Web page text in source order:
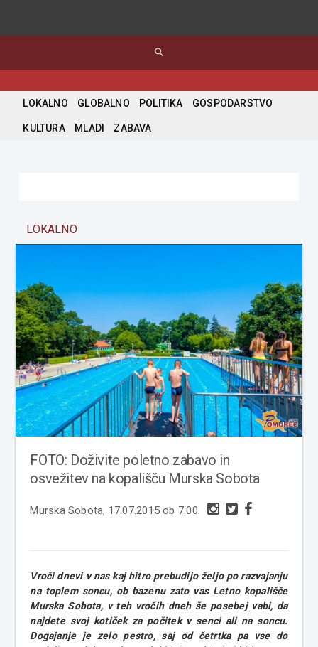
search
LOKALNO GLOBALNO POLITIKA GOSPODARSTVO
KULTURA MLADI ZABAVA
LOKALNO
FOTO: Doživite poletno zabavo in
osvežitev na kopališču Murska Sobota
Murska Sobota, 17.07.2015 ob 7:00
Vroči dnevi v nas kaj hitro prebudijo željo po razvajanju
na toplem soncu, ob bazenu zato vas Letno kopališče
Murska Sobota, v teh vročih dneh še posebej vabi, da
najdete svoj kotiček za počitek v senci ali na soncu.
Dogajanje je zelo pestro, saj od četrtka pa vse do